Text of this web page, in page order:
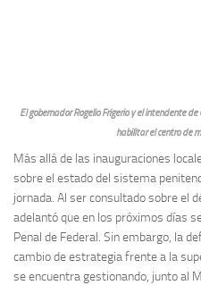
El gobernador Rogelio Frigerio y el intendente
habilitar el centro de
Más allá de las inauguraciones
sobre el estado del sistema
jornada. Al ser consultado sobre el
adelantó que en los próximos días
Penal de Federal. Sin embargo, la
cambio de estrategia frente a la
se encuentra gestionando, junto al